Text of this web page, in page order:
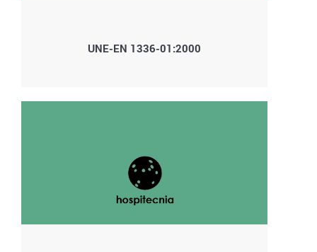
UNE-EN 1336-01:2000